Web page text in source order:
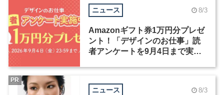
ニュース 8/3
Amazonギフト券1万円分プレゼ
ント！「デザインのお仕事」読
者アンケートを9月4日まで実施
ニュース 8/3
PR